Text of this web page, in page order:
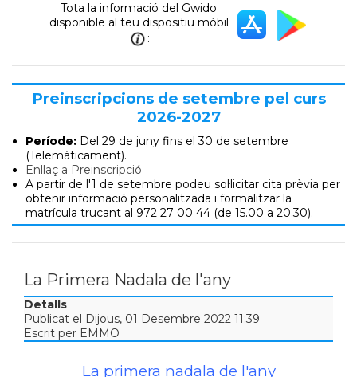
Tota la informació del Gwido
disponible al teu dispositiu mòbil
:
Preinscripcions de setembre pel curs
2026-2027
Període: Del 29 de juny fins el 30 de setembre
(Telemàticament).
Enllaç a Preinscripció
A partir de l'1 de setembre podeu sol·licitar cita prèvia per
obtenir informació personalitzada i formalitzar la
matrícula trucant al 972 27 00 44 (de 15.00 a 20.30).
La Primera Nadala de l'any
Detalls
Publicat el Dijous, 01 Desembre 2022 11:39
Escrit per EMMO
La primera nadala de l'any